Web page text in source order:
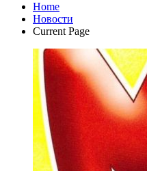
Home
Новости
Current Page